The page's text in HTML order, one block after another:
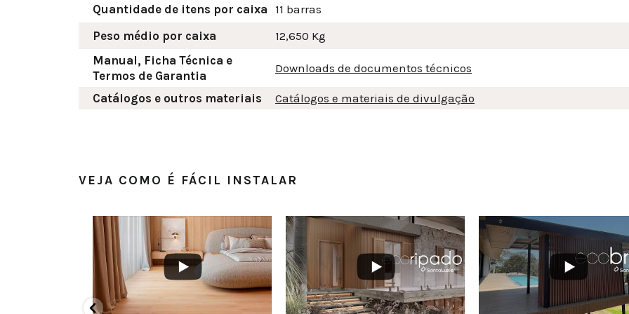
Quantidade de itens por caixa
11 barras
Peso médio por caixa
12,650 Kg
Manual, Ficha Técnica e
Termos de Garantia
Downloads de documentos técnicos
Catálogos e outros materiais Catálogos e materiais de divulgação
VEJA COMO É FÁCIL INSTALAR
YouTube Video UEx3ZXlpVS1YZl9FMEQ3NjNWMllmTkdRR2NMQ3VOdXdvUy4wMTYxQzVBRDI1NEVDQUZE
YouTube Video YouTube Video